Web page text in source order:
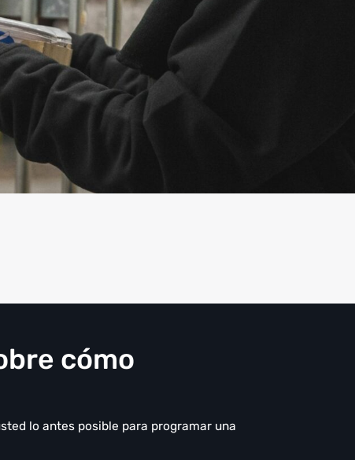
cómo
lo antes posible para programar una